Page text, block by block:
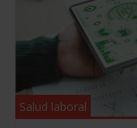
Salud laboral